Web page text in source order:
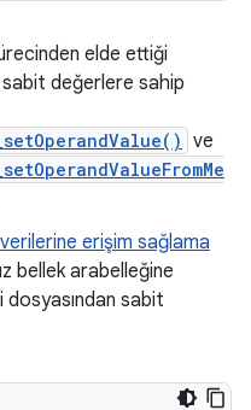
elde ettiği
sabit değerlere sahip
ve
erişim sağlama
bellek arabelleğine
dosyasından sabit